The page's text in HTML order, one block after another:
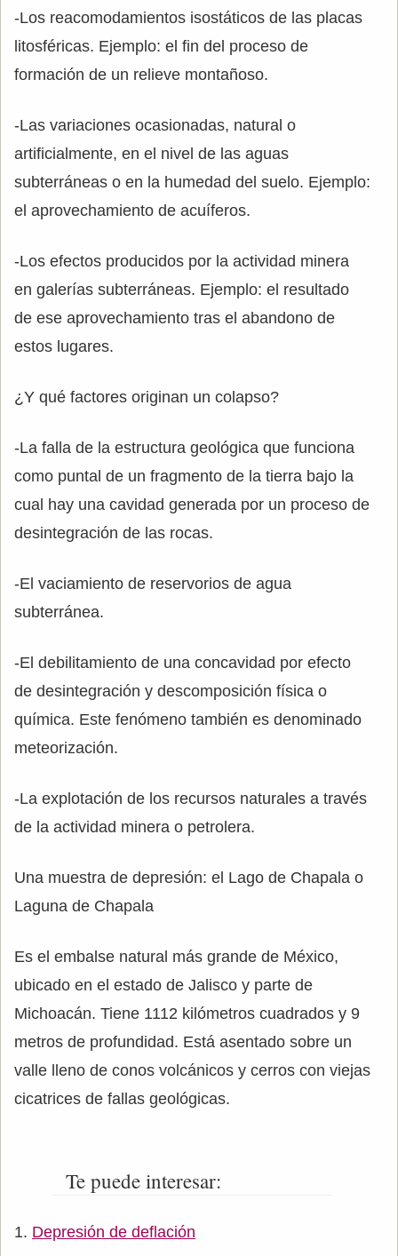
-Los reacomodamientos isostáticos de las placas
litosféricas. Ejemplo: el fin del proceso de
formación de un relieve montañoso.
-Las variaciones ocasionadas, natural o
artificialmente, en el nivel de las aguas
subterráneas o en la humedad del suelo. Ejemplo:
el aprovechamiento de acuíferos.
-Los efectos producidos por la actividad minera
en galerías subterráneas. Ejemplo: el resultado
de ese aprovechamiento tras el abandono de
estos lugares.
¿Y qué factores originan un colapso?
-La falla de la estructura geológica que funciona
como puntal de un fragmento de la tierra bajo la
cual hay una cavidad generada por un proceso de
desintegración de las rocas.
-El vaciamiento de reservorios de agua
subterránea.
-El debilitamiento de una concavidad por efecto
de desintegración y descomposición física o
química. Este fenómeno también es denominado
meteorización.
-La explotación de los recursos naturales a través
de la actividad minera o petrolera.
Una muestra de depresión: el Lago de Chapala o
Laguna de Chapala
Es el embalse natural más grande de México,
ubicado en el estado de Jalisco y parte de
Michoacán. Tiene 1112 kilómetros cuadrados y 9
metros de profundidad. Está asentado sobre un
valle lleno de conos volcánicos y cerros con viejas
cicatrices de fallas geológicas.
Te puede interesar:
Depresión de deflación